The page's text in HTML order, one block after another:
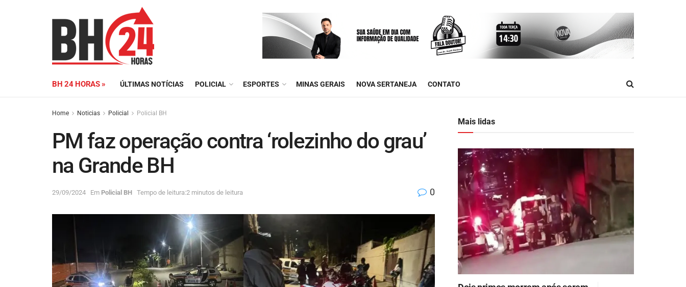
BH 24 HORAS » ÚLTIMAS NOTÍCIAS POLICIAL ESPORTES MINAS GERAIS NOVA SERTANEJA CONTATO
Home Noticias Policial Policial BH
PM faz operação contra ‘rolezinho do grau’
na Grande BH
29/09/2024 Em Policial BH Tempo de leitura:2 minutos de leitura 0
Mais lidas